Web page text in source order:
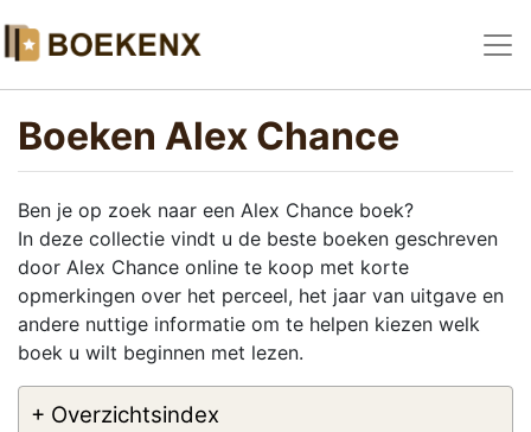
Boeken Alex Chance
Ben je op zoek naar een Alex Chance boek?
In deze collectie vindt u de beste boeken geschreven
door Alex Chance online te koop met korte
opmerkingen over het perceel, het jaar van uitgave en
andere nuttige informatie om te helpen kiezen welk
boek u wilt beginnen met lezen.
+ Overzichtsindex